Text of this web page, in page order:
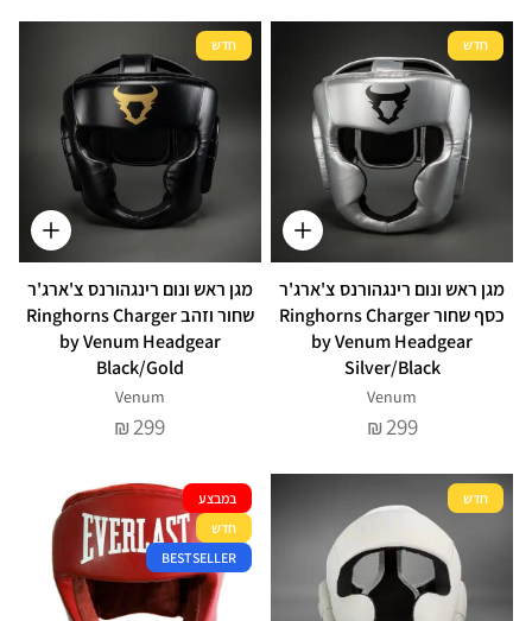
חדש
מגן ראש ונום רינגהורנס צ'ארג'ר
כסף שחור Ringhorns Charger
by Venum Headgear
Silver/Black
Venum
₪299
חדש
מגן ראש ונום רינגהורנס צ'ארג'ר
שחור וזהב Ringhorns Charger
by Venum Headgear
Black/Gold
Venum
₪299
חדש
במבצע
חדש
BESTSELLER